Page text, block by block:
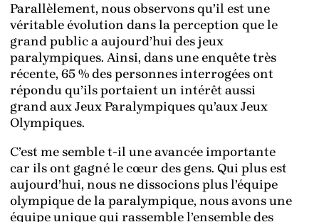
Parallèlement, nous observons qu’il est une
véritable évolution dans la perception que le
grand public a aujourd’hui des jeux
paralympiques. Ainsi, dans une enquête très
récente, 65 % des personnes interrogées ont
répondu qu’ils portaient un intérêt aussi
grand aux Jeux Paralympiques qu’aux Jeux
Olympiques.
C’est me semble t-il une avancée importante
car ils ont gagné le cœur des gens. Qui plus est
aujourd’hui, nous ne dissocions plus l’équipe
olympique de la paralympique, nous avons une
équipe unique qui rassemble l’ensemble des